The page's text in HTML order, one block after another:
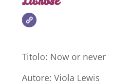
Titolo: Now or never
Autore: Viola Lewis